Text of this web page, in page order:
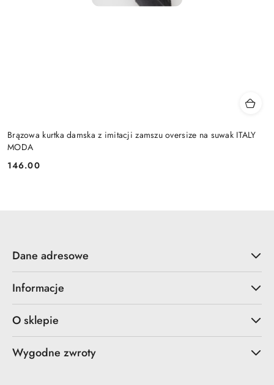
Brązowa kurtka damska z imitacji zamszu oversize na suwak ITALY
MODA
Cena:
146.00
Dane adresowe
Informacje
O sklepie
Wygodne zwroty